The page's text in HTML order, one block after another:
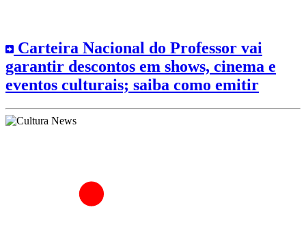
Carteira Nacional do Professor vai
garantir descontos em shows, cinema e
eventos culturais; saiba como emitir